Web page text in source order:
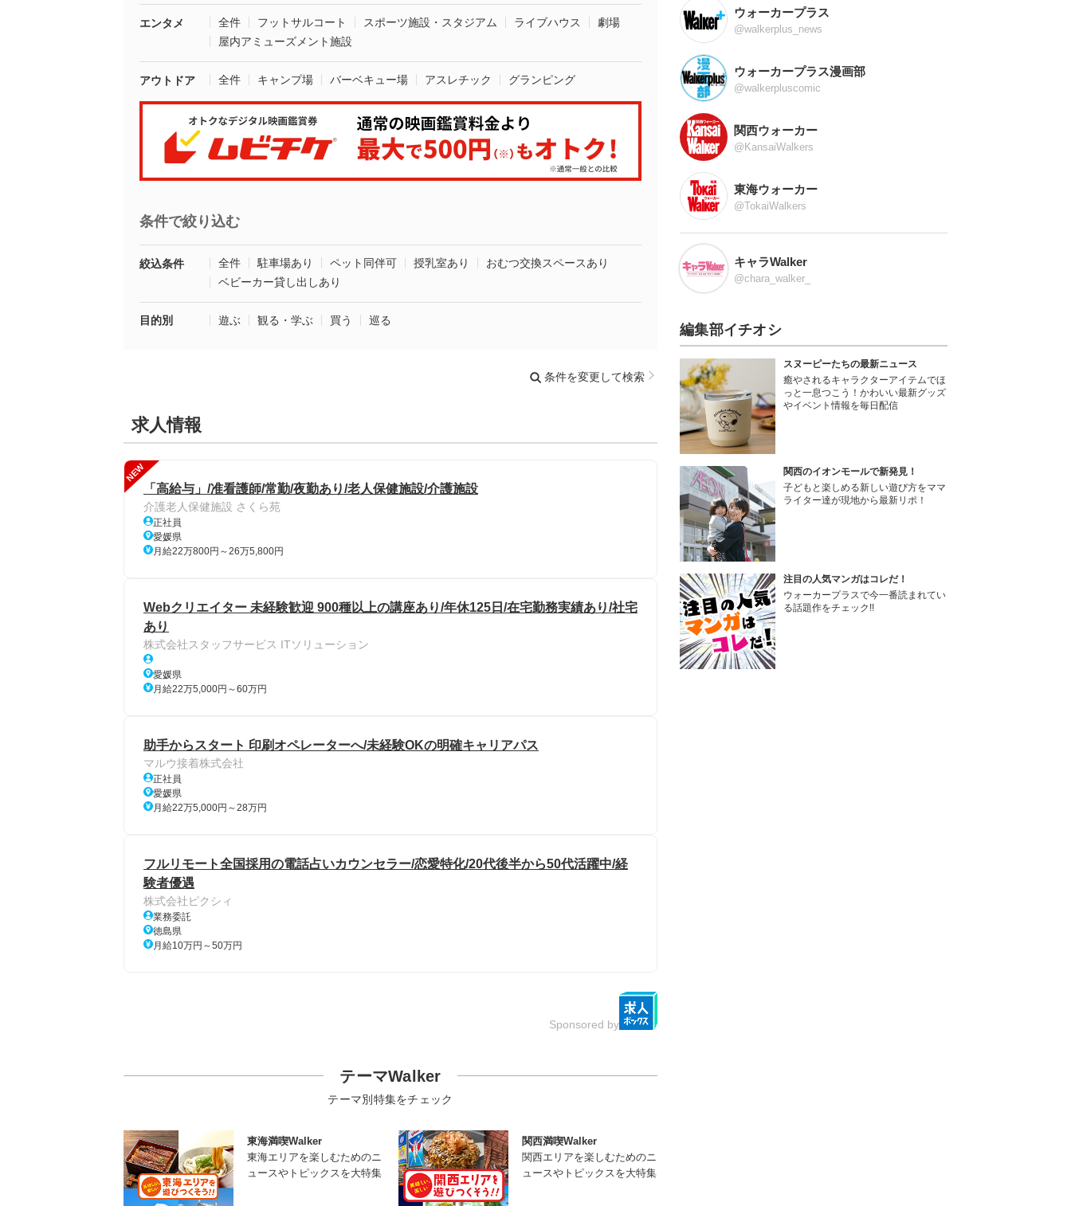
エンタメ 全件 フットサルコート スポーツ施設・スタジアム ライブハウス
劇場
屋内アミューズメント施設
アウトドア 全件 キャンプ場 バーベキュー場 アスレチック グランピング
条件で絞り込む
絞込条件 全件 駐車場あり ペット同伴可 授乳室あり
おむつ交換スペースあり
ベビーカー貸し出しあり
目的別 遊ぶ 観る・学ぶ 買う 巡る
条件を変更して検索
求人情報
NEW
「高給与」/准看護師/常勤/夜勤あり/老人保健施設/介護施設
介護老人保健施設 さくら苑
正社員
愛媛県
月給22万800円～26万5,800円
Webクリエイター 未経験歓迎 900種以上の講座あり/年休125日/在宅勤務実績あり/社宅
あり
株式会社スタッフサービス ITソリューション
愛媛県
月給22万5,000円～60万円
助手からスタート 印刷オペレーターへ/未経験OKの明確キャリアパス
マルウ接着株式会社
正社員
愛媛県
月給22万5,000円～28万円
フルリモート全国採用の電話占いカウンセラー/恋愛特化/20代後半から50代活躍中/経
験者優遇
株式会社ピクシィ
業務委託
徳島県
月給10万円～50万円
Sponsored by
テーマWalker
テーマ別特集をチェック
東海満喫Walker
東海エリアを楽しむためのニ
ュースやトピックスを大特集
関西満喫Walker
関西エリアを楽しむためのニ
ュースやトピックスを大特集
ウォーカープラス
@walkerplus_news
ウォーカープラス漫画部
@walkerpluscomic
関西ウォーカー
@KansaiWalkers
東海ウォーカー
@TokaiWalkers
キャラWalker
@chara_walker_
編集部イチオシ
スヌーピーたちの最新ニュース
癒やされるキャラクターアイテムでほ
っと一息つこう！かわいい最新グッズ
やイベント情報を毎日配信
関西のイオンモールで新発見！
子どもと楽しめる新しい遊び方をママ
ライター達が現地から最新リポ！
注目の人気マンガはコレだ！
ウォーカープラスで今一番読まれてい
る話題作をチェック!!